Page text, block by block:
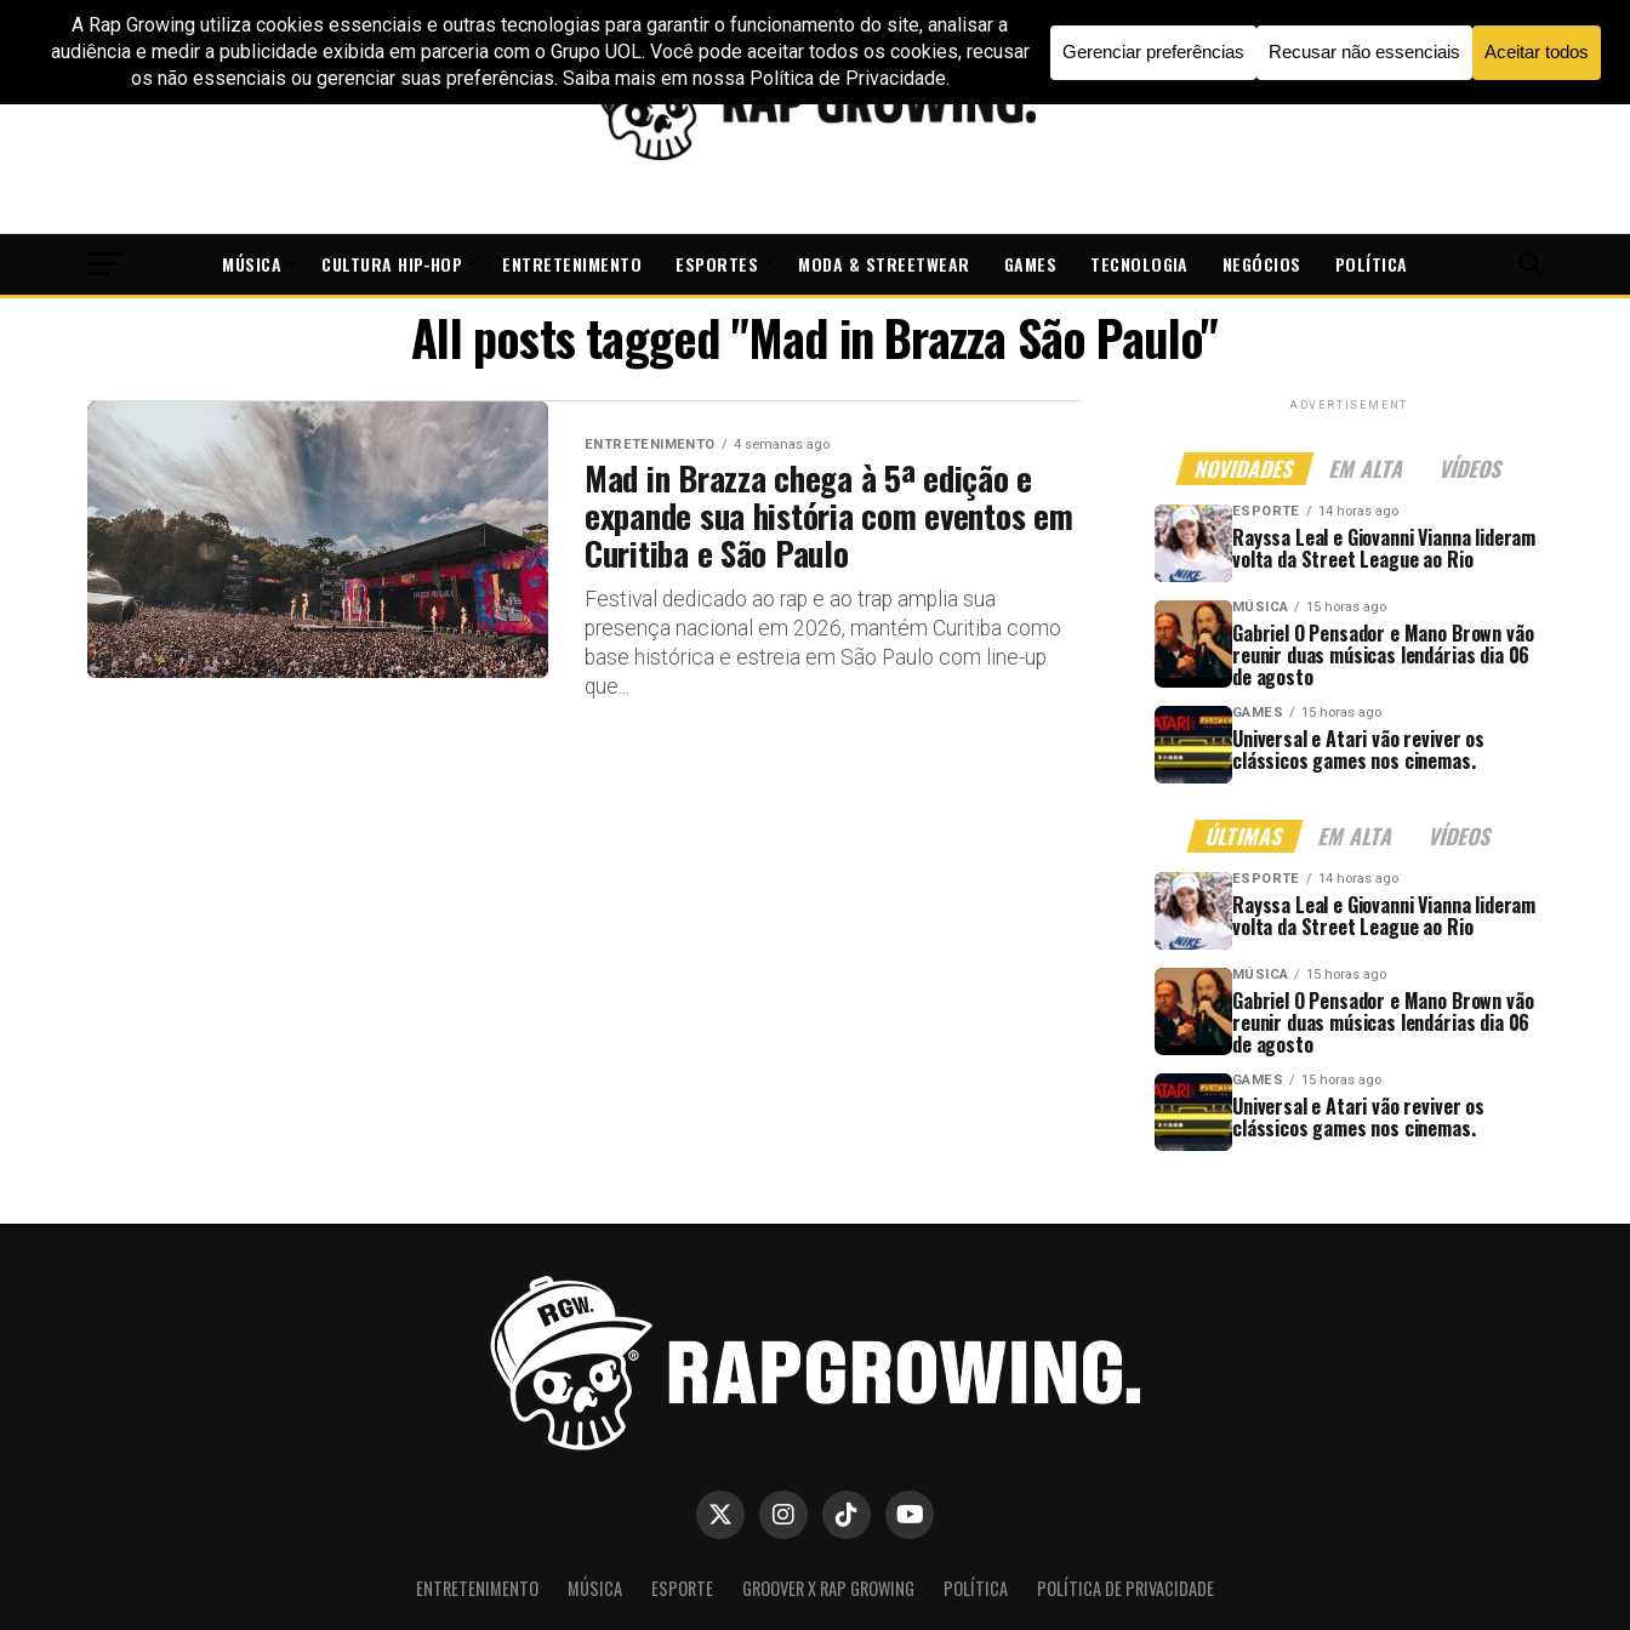
MÚSICA CULTURA HIP-HOP ENTRETENIMENTO ESPORTES MODA & STREETWEAR GAMES TECNOLOGIA NEGÓCIOS POLÍTICA
All posts tagged "Mad in Brazza São Paulo"
ENTRETENIMENTO 4 semanas ago
Mad in Brazza chega à 5ª edição e
expande sua história com eventos em
Curitiba e São Paulo
Festival dedicado ao rap e ao trap amplia sua
presença nacional em 2026, mantém Curitiba como
base histórica e estreia em São Paulo com line-up
que...
ADVERTISEMENT
NOVIDADES EM ALTA VÍDEOS
ESPORTE 14 horas ago
Rayssa Leal e Giovanni Vianna lideram
volta da Street League ao Rio
MÚSICA 15 horas ago
Gabriel O Pensador e Mano Brown vão
reunir duas músicas lendárias dia 06
de agosto
GAMES 15 horas ago
Universal e Atari vão reviver os
clássicos games nos cinemas.
ÚLTIMAS EM ALTA VÍDEOS
ESPORTE 14 horas ago
Rayssa Leal e Giovanni Vianna lideram
volta da Street League ao Rio
MÚSICA 15 horas ago
Gabriel O Pensador e Mano Brown vão
reunir duas músicas lendárias dia 06
de agosto
GAMES 15 horas ago
Universal e Atari vão reviver os
clássicos games nos cinemas.
ENTRETENIMENTO MÚSICA ESPORTE GROOVER X RAP GROWING POLÍTICA POLÍTICA DE PRIVACIDADE